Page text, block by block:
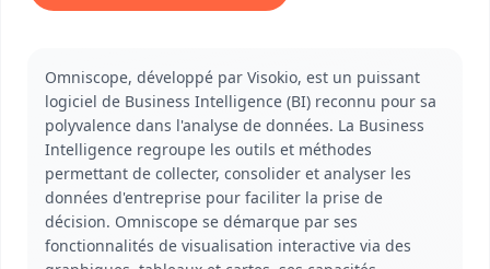
Omniscope, développé par Visokio, est un puissant
logiciel de Business Intelligence (BI) reconnu pour sa
polyvalence dans l'analyse de données. La Business
Intelligence regroupe les outils et méthodes
permettant de collecter, consolider et analyser les
données d'entreprise pour faciliter la prise de
décision. Omniscope se démarque par ses
fonctionnalités de visualisation interactive via des